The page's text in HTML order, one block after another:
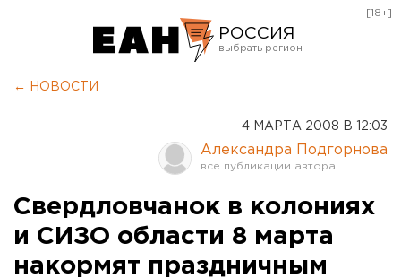
РОССИЯ
Оренбург
[18+]
← НОВОСТИ
4 МАРТА 2008 В 12:03
Александра Подгорнова
Свердловчанок в колониях
и СИЗО области 8 марта
накормят праздничным